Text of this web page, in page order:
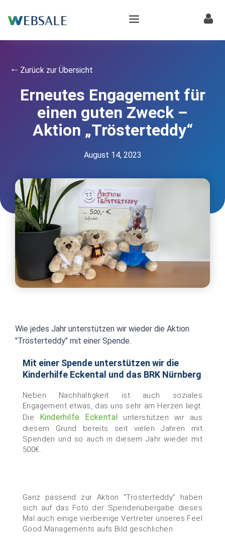
🠐 Zurück zur Übersicht
Erneutes Engagement für
einen guten Zweck –
Aktion „Trösterteddy“
August 14, 2023
Wie jedes Jahr unterstützen wir wieder die Aktion
"Trösterteddy" mit einer Spende.
Mit einer Spende unterstützen wir die
Kinderhilfe Eckental und das BRK Nürnberg
Neben Nachhaltigkeit ist auch soziales
Engagement etwas, das uns sehr am Herzen liegt.
Die Kinderhilfe Eckental unterstützen wir aus
diesem Grund bereits seit vielen Jahren mit
Spenden und so auch in diesem Jahr wieder mit
500€.
Ganz passend zur Aktion “Trösterteddy” haben
sich auf das Foto der Spendenübergabe dieses
Mal auch einige vierbeinige Vertreter unseres Feel
Good Managements aufs Bild geschlichen.